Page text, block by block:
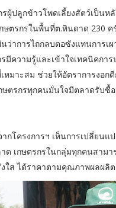
ปลูกข้าวโพดเลี้ยงสัตว์เป็น
ตรกรในพื้นที่ต.หินดาด 230
ว่าการไถกลบตอซังแทนการ
มีความรู้และเข้าใจเทคนิคก
มาะสม ช่วยให้อัตราการงอ
ษตรกรทุกคนมั่นใจมีตลาดรับซื้
กโครงการฯ เห็นการเปลี่ยน
เกษตรกรในกลุ่มทุกคนสาม
ใส ได้ราคาตามคุณภาพผลผลิ